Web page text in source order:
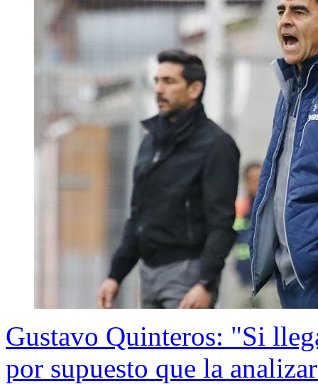
Gustavo Quinteros: "Si
por supuesto que la